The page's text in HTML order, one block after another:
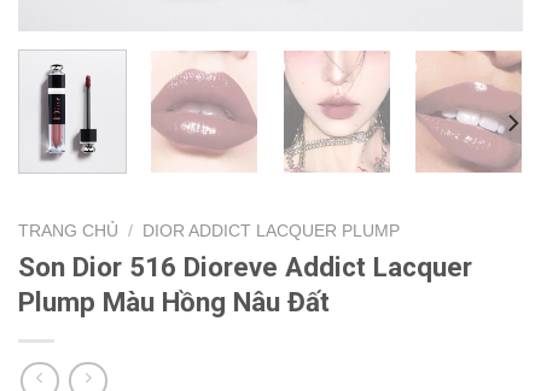
TRANG CHỦ / DIOR ADDICT LACQUER PLUMP
Son Dior 516 Dioreve Addict Lacquer
Plump Màu Hồng Nâu Đất